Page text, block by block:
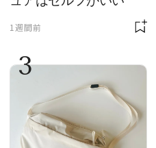
1週間前
3